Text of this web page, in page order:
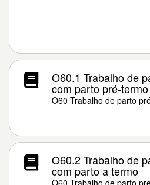
O60.1 Trabalho de
com parto pré-termo
O60 Trabalho de parto
O60.2 Trabalho de
com parto a termo
O60 Trabalho de parto